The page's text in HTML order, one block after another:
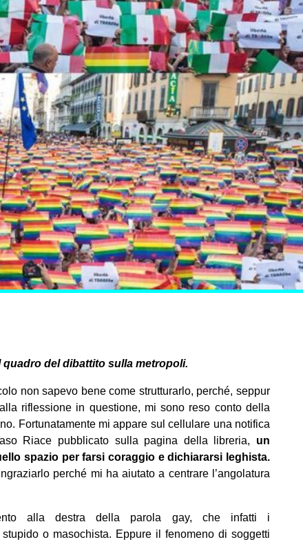
quadro del dibattito sulla metropoli.
non sapevo bene come strutturarlo, perché, seppur
riflessione in questione, mi sono reso conto della
Fortunatamente mi appare sul cellulare una notifica
Riace pubblicato sulla pagina della libreria, un
spazio per farsi coraggio e dichiararsi leghista.
perché mi ha aiutato a centrare l’angolatura
alla destra della parola gay, che infatti i
o masochista. Eppure il fenomeno di soggetti